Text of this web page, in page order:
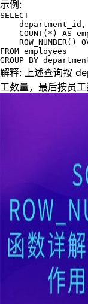
示例:
SELECT
department_id,
COUNT(*) AS
ROW_NUMBER()
FROM employees
GROUP BY
解释: 上述查询按
工数量，最后按员工